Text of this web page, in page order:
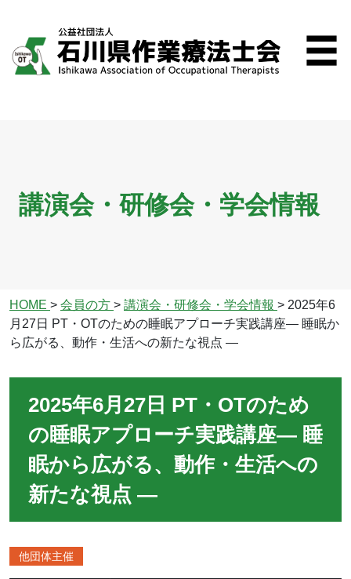
講演会・研修会・学会情報
HOME > 会員の方 > 講演会・研修会・学会情報 > 2025年6
月27日 PT・OTのための睡眠アプローチ実践講座― 睡眠か
ら広がる、動作・生活への新たな視点 ―
2025年6月27日 PT・OTのため
の睡眠アプローチ実践講座― 睡
眠から広がる、動作・生活への
新たな視点 ―
他団体主催